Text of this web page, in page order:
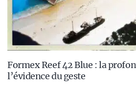
Formex Reef 42 Blue : la
l’évidence du geste